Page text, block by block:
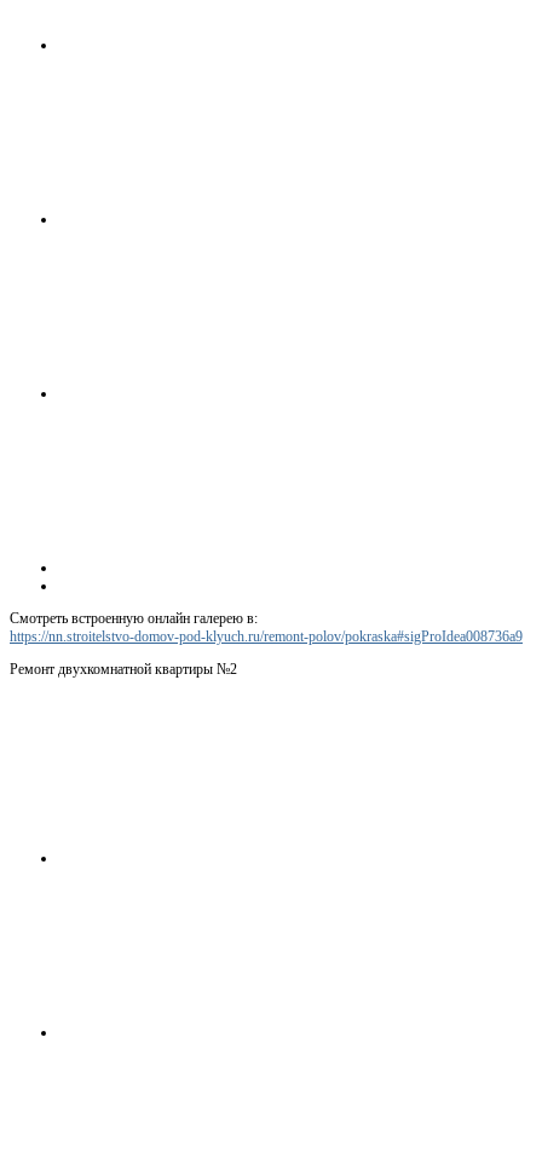
Смотреть встроенную онлайн галерею в:
https://nn.stroitelstvo-domov-pod-klyuch.ru/remont-polov/pokraska#sigProIdea008736a9
Ремонт двухкомнатной квартиры №2